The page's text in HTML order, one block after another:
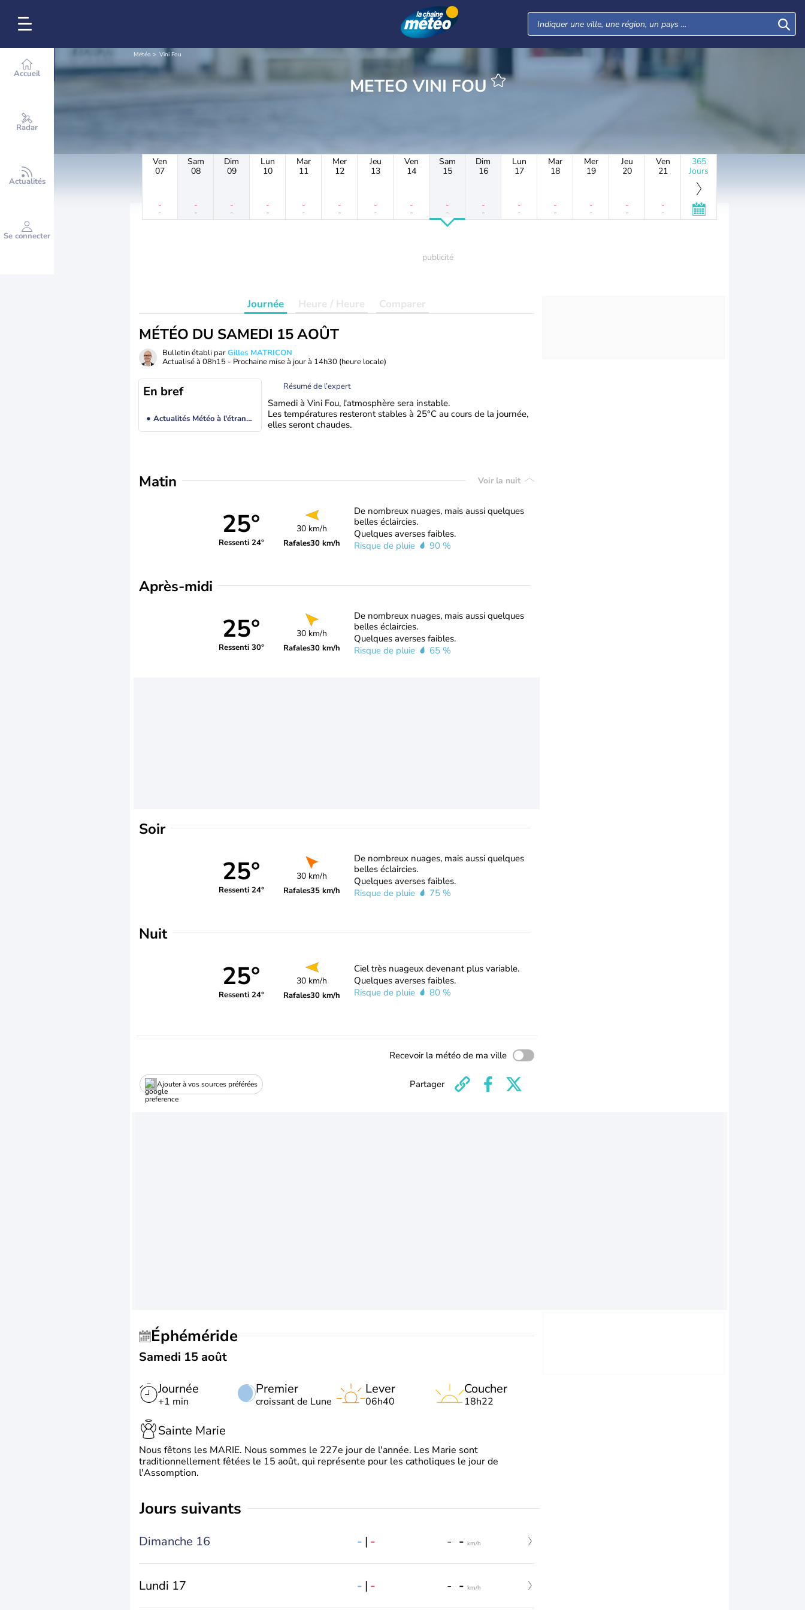
Accueil
Radar
Actualités
Se connecter
Météo Vini Fou
METEO VINI FOU
Ven
07
-
-
Sam
08
-
-
Dim
09
-
-
Lun
10
-
-
Mar
11
-
-
Mer
12
-
-
Jeu
13
-
-
Ven
14
-
-
Sam
15
-
-
Dim
16
-
-
Lun
17
-
-
Mar
18
-
-
Mer
19
-
-
Jeu
20
-
-
Ven
21
-
-
365
Jours
Journée Heure / Heure Comparer
MÉTÉO DU SAMEDI 15 AOÛT
Bulletin établi parGilles MATRICON
Actualisé à 08h15 - Prochaine mise à jour à 14h30 (heure locale)
En bref
Actualités Météo à l'étranger
Résumé de l’expert
Samedi à Vini Fou, l'atmosphère sera instable.
Les températures resteront stables à 25°C au cours de la journée,
elles seront chaudes.
Matin Voir la nuit
25°
Ressenti 24°
30 km/h
Rafales30 km/h
De nombreux nuages, mais aussi quelques
belles éclaircies.
Quelques averses faibles.
Risque de pluie
90 %
Après-midi
25°
Ressenti 30°
30 km/h
Rafales30 km/h
De nombreux nuages, mais aussi quelques
belles éclaircies.
Quelques averses faibles.
Risque de pluie
65 %
Soir
25°
Ressenti 24°
30 km/h
Rafales35 km/h
De nombreux nuages, mais aussi quelques
belles éclaircies.
Quelques averses faibles.
Risque de pluie
75 %
Nuit
25°
Ressenti 24°
30 km/h
Rafales30 km/h
Ciel très nuageux devenant plus variable.
Quelques averses faibles.
Risque de pluie
80 %
Recevoir la météo de ma ville
Ajouter à vos sources préférées Partager
Éphéméride
Samedi 15 août
Journée
+1 min
Premier
croissant de Lune
Lever
06h40
Coucher
18h22
Sainte Marie
Nous fêtons les MARIE. Nous sommes le 227e jour de l'année. Les Marie sont
traditionnellement fêtées le 15 août, qui représente pour les catholiques le jour de
l'Assomption.
jours suivants
Dimanche 16 - | - - - km/h
Lundi 17 - | - - - km/h